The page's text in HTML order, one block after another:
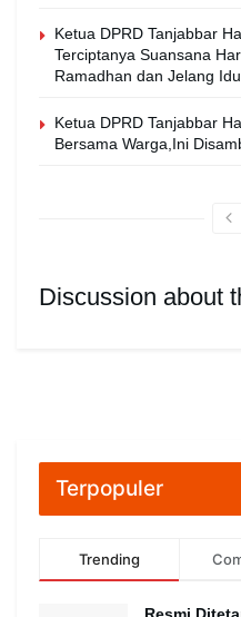
Ketua DPRD Tanjabbar
Terciptanya Suansana
Ramadhan dan Jelang
Ketua DPRD Tanjabbar
Bersama Warga,Ini
Discussion about
Terpopuler
Trending